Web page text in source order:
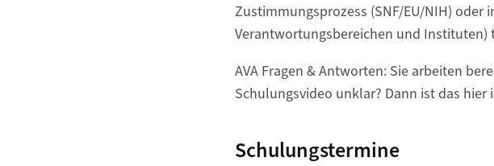
Zustimmungsprozess (SNF/EU/NIH)
Verantwortungsbereichen und Instituten)
AVA Fragen & Antworten: Sie arbeiten
Schulungsvideo unklar? Dann ist das hier
Schulungstermine